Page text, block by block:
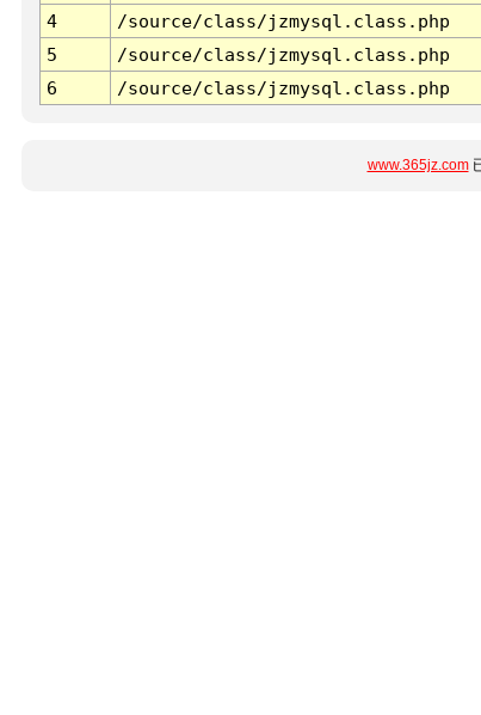
4
/source/class/jzmysql.class.php
5
/source/class/jzmysql.class.php
6
/source/class/jzmysql.class.php
www.365jz.com